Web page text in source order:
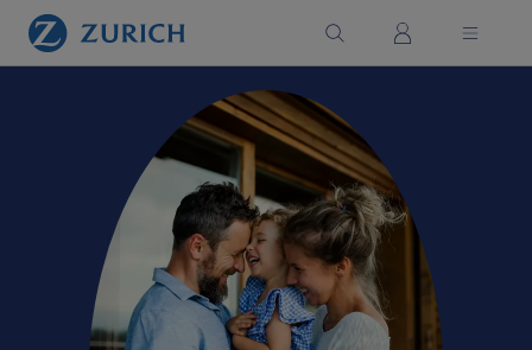
Saltar al contenido principal